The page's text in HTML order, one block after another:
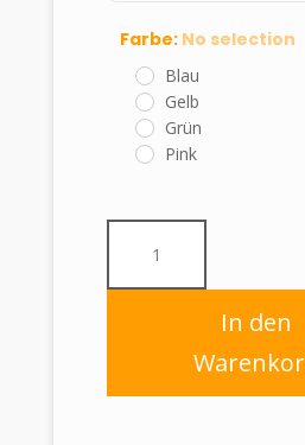
Farbe: No selection
Blau
Gelb
Grün
Pink
pastellfarbig
60mm
26mm
In den